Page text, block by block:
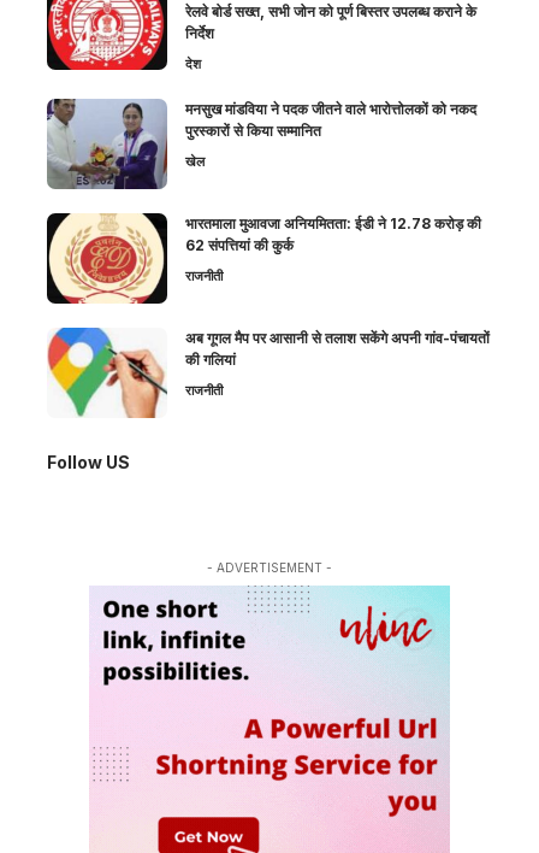
रेलवे बोर्ड सख्त, सभी जोन को पूर्ण बिस्तर उपलब्ध कराने के
निर्देश
देश
मनसुख मांडविया ने पदक जीतने वाले भारोत्तोलकों को नकद
पुरस्कारों से किया सम्मानित
खेल
भारतमाला मुआवजा अनियमितता: ईडी ने 12.78 करोड़ की
62 संपत्तियां की कुर्क
राजनीती
अब गूगल मैप पर आसानी से तलाश सकेंगे अपनी गांव-पंचायतों
की गलियां
राजनीती
Follow US
- ADVERTISEMENT -